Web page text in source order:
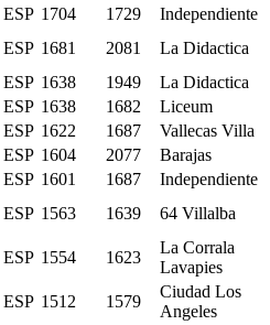
ESP 1704 1729
Independiente
ESP 1681 2081
La Didactica
ESP 1638 1949
La Didactica
ESP 1638 1682
Liceum
ESP 1622 1687
Vallecas Villa
ESP 1604 2077
Barajas
ESP 1601 1687
Independiente
ESP 1563 1639 64 Villalba
ESP 1554 1623
La Corrala
Lavapies
ESP 1512 1579
Ciudad Los
Angeles